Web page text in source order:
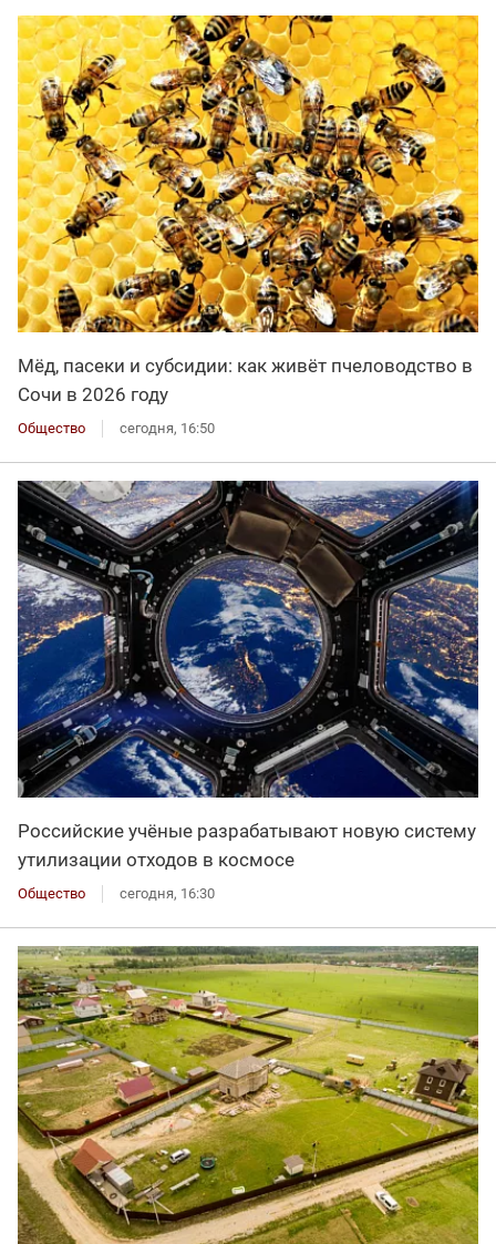
Мёд, пасеки и субсидии: как живёт пчеловодство в
Сочи в 2026 году
Общество сегодня, 16:50
Российские учёные разрабатывают новую систему
утилизации отходов в космосе
Общество сегодня, 16:30